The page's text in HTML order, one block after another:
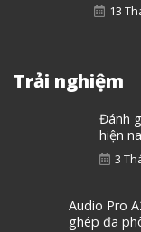
13
Trải nghiệm
Đánh
hiện
3
Audio Pro
ghép đa